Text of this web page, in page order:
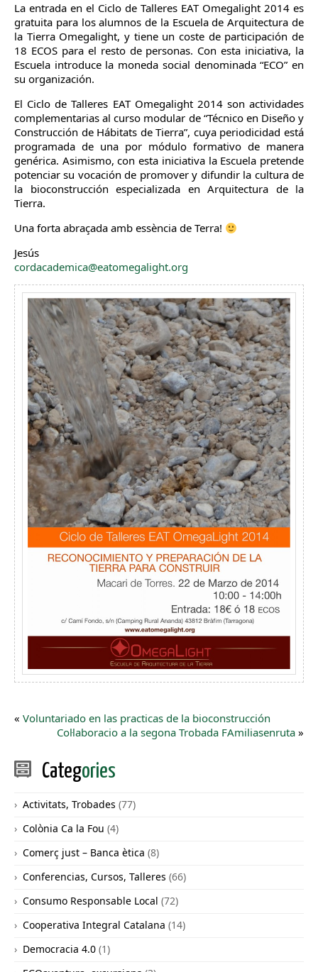
La entrada en el Ciclo de Talleres EAT Omegalight 2014 es
gratuita para los alumnos de la Escuela de Arquitectura de
la Tierra Omegalight, y tiene un coste de participación de
18 ECOS para el resto de personas. Con esta iniciativa, la
Escuela introduce la moneda social denominada “ECO” en
su organización.
El Ciclo de Talleres EAT Omegalight 2014 son actividades
complementarias al curso modular de “Técnico en Diseño y
Construcción de Hábitats de Tierra”, cuya periodicidad está
programada de una por módulo formativo de manera
genérica. Asimismo, con esta iniciativa la Escuela pretende
potenciar su vocación de promover y difundir la cultura de
la bioconstrucción especializada en Arquitectura de la
Tierra.
Una forta abraçada amb essència de Terra!
Jesús
cordacademica@eatomegalight.org
« Voluntariado en las practicas de la bioconstrucción
Col·laboracio a la segona Trobada FAmiliasenruta »
Categories
Activitats, Trobades (77)
Colònia Ca la Fou (4)
Comerç just – Banca ètica (8)
Conferencias, Cursos, Talleres (66)
Consumo Responsable Local (72)
Cooperativa Integral Catalana (14)
Democracia 4.0 (1)